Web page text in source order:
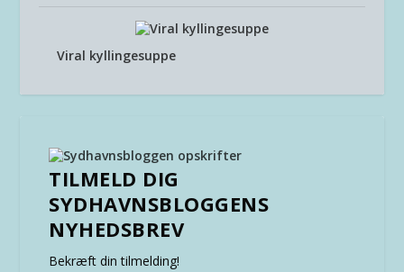
Viral kyllingesuppe
TILMELD DIG
SYDHAVNSBLOGGENS
NYHEDSBREV
Bekræft din tilmelding!